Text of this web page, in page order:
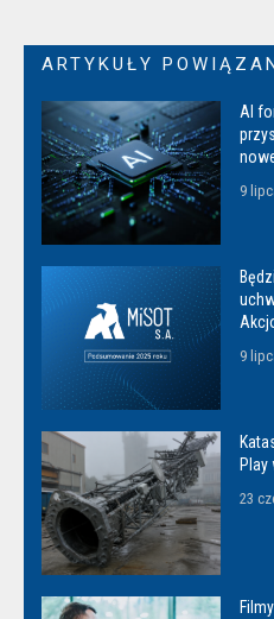
ARTYKUŁY
AI
9
9
Play
23